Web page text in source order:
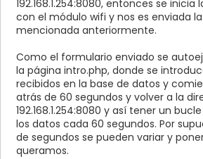
</h2>";
}
else
echo "<p align='center'><b>
<font color='#000000'
serif' size='5'>Ha habido
</p>"
}
}
?>
192.168.1.254:8080, entonces se
con el módulo wifi y nos es enviada
mencionada anteriormente.
Como el formulario enviado se
la página intro.php, donde se
recibidos en la base de datos y
atrás de 60 segundos y volver a la
192.168.1.254:8080 y así tener un
los datos cada 60 segundos. Por
de segundos se pueden variar y
queramos.